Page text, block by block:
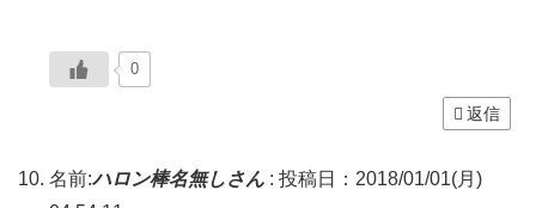
0
返信
名前:ハロン棒名無しさん : 投稿日：2018/01/01(月)